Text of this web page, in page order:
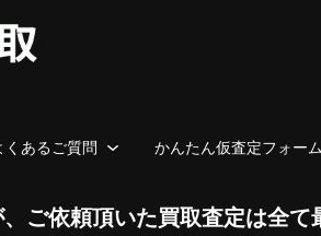
くあるご質問 かんたん仮査定フォー
ご依頼頂いた買取査定は全